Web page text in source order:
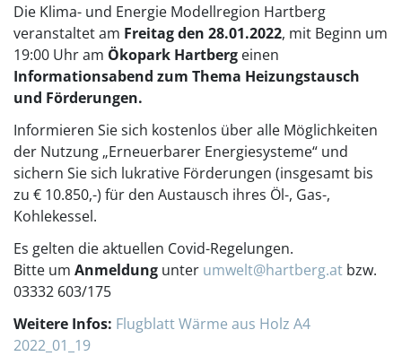
Die Klima- und Energie Modellregion Hartberg
veranstaltet am Freitag den 28.01.2022, mit Beginn um
19:00 Uhr am Ökopark Hartberg einen
Informationsabend zum Thema Heizungstausch
und Förderungen.
Informieren Sie sich kostenlos über alle Möglichkeiten
der Nutzung „Erneuerbarer Energiesysteme“ und
sichern Sie sich lukrative Förderungen (insgesamt bis
zu € 10.850,-) für den Austausch ihres Öl-, Gas-,
Kohlekessel.
Es gelten die aktuellen Covid-Regelungen.
Bitte um Anmeldung unter umwelt@hartberg.at bzw.
03332 603/175
Weitere Infos: Flugblatt Wärme aus Holz A4
2022_01_19